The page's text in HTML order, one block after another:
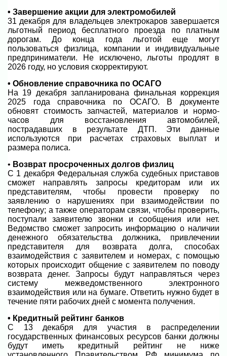
• Завершение акции для электромобилей
31 декабря для владельцев электрокаров завершается
льготный период бесплатного проезда по платным
дорогам. До конца года льготой еще могут
пользоваться физлица, компании и индивидуальные
предприниматели. Не исключено, льготы продлят в
2026 году, но условия скорректируют.
• Обновление справочника по ОСАГО
На 19 декабря запланирована финальная коррекция
2025 года справочника по ОСАГО. В документе
обновят стоимость запчастей, материалов и нормо-
часов для восстановления автомобилей,
пострадавших в результате ДТП. Эти данные
используются при расчетах страховых выплат и
размера полиса.
• Возврат просроченных долгов физлиц
С 1 декабря Федеральная служба судебных приставов
сможет направлять запросы кредиторам или их
представителям, чтобы провести проверку по
заявлению о нарушениях при взаимодействии по
телефону; а также операторам связи, чтобы проверить,
поступали заявителю звонки и сообщения или нет.
Ведомство сможет запросить информацию о наличии
денежного обязательства должника, привлечении
представителя для возврата долга, способах
взаимодействия с заявителем и номерах, с помощью
которых происходит общение с заявителем по поводу
возврата денег. Запросы будут направляться через
систему межведомственного электронного
взаимодействия или на бумаге. Ответить нужно будет в
течение пяти рабочих дней с момента получения.
• Кредитный рейтинг банков
С 13 декабря для участия в распределении
государственных финансовых ресурсов банки должны
будут иметь кредитный рейтинг не ниже